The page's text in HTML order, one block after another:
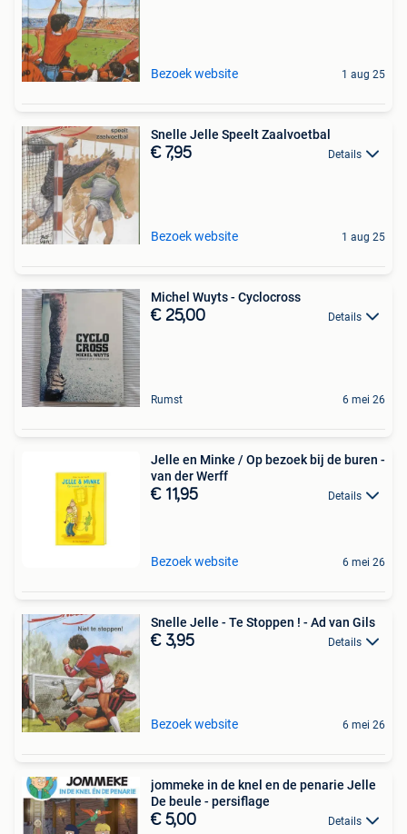
Bezoek website 1 aug 25
Snelle Jelle Speelt Zaalvoetbal
€ 7,95 Details
Bezoek website 1 aug 25
Michel Wuyts - Cyclocross
€ 25,00 Details
Rumst 6 mei 26
Jelle en Minke / Op bezoek bij de buren -
van der Werff
€ 11,95 Details
Bezoek website 6 mei 26
Snelle Jelle - Te Stoppen ! - Ad van Gils
€ 3,95 Details
Bezoek website 6 mei 26
jommeke in de knel en de penarie Jelle
De beule - persiflage
€ 5,00 Details